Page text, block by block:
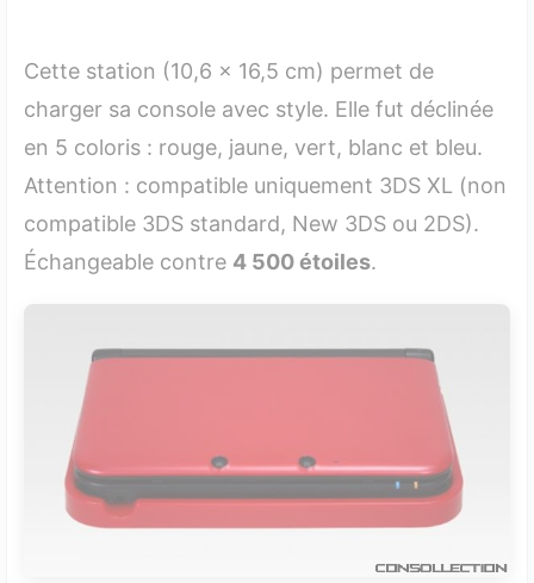
Cette station (10,6 x 16,5 cm) permet de
charger sa console avec style. Elle fut déclinée
en 5 coloris : rouge, jaune, vert, blanc et bleu.
Attention : compatible uniquement 3DS XL (non
compatible 3DS standard, New 3DS ou 2DS).
Échangeable contre 4 500 étoiles.